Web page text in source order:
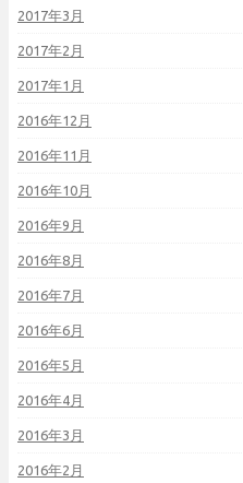
2017年3月
2017年2月
2017年1月
2016年12月
2016年11月
2016年10月
2016年9月
2016年8月
2016年7月
2016年6月
2016年5月
2016年4月
2016年3月
2016年2月